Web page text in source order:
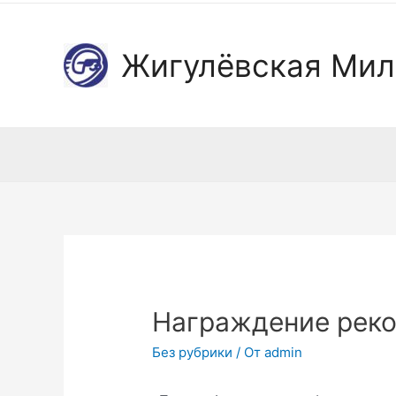
Жигулёвская
Награждение
Без рубрики / От admin